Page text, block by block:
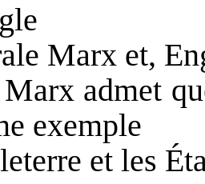
Marx et,
admet
exemple
et les